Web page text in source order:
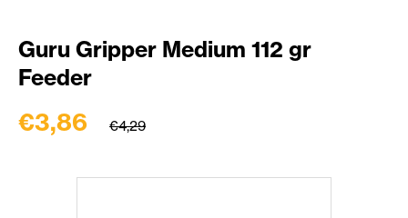
Guru Gripper Medium 112 gr
Feeder
€3,86 €4,29